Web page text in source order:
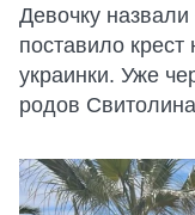
Девочку
поставило крест
украинки. Уже
родов